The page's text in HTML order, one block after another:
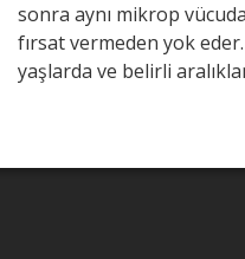
sonra aynı mikrop
fırsat vermeden yok
yaşlarda ve belirli